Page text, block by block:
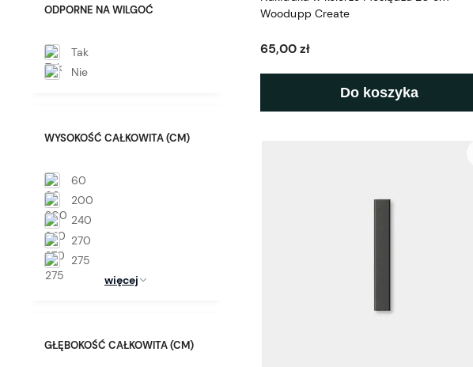
ODPORNE NA WILGOĆ
Tak
Nie
WYSOKOŚĆ CAŁKOWITA (CM)
60
200
240
270
275
więcej
GŁĘBOKOŚĆ CAŁKOWITA (CM)
Woodupp Create
65,00 zł
Do koszyka